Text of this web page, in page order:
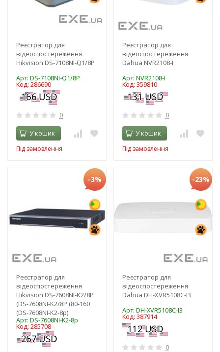
Реєстратор для
відеоспостереження
Hikvision DS-7108NI-Q1/8P
Арт: DS-7108NI-Q1/8P
Код: 286690
0
У кошик
Під замовлення
Реєстратор для
відеоспостереження
Dahua NVR2108-I
Арт: NVR2108-I
Код: 359810
0
У кошик
Під замовлення
-3%
Реєстратор для
відеоспостереження
Hikvision DS-7608NI-K2/8P
(DS-7608NI-K2/8P (80-160
(DS-7608NI-K2-8p)
Арт: DS-7608NI-K2-8p
Код: 285708
-23%
Реєстратор для
відеоспостереження
Dahua DH-XVR5108C-I3
Арт: DH-XVR5108C-I3
Код: 387914
0